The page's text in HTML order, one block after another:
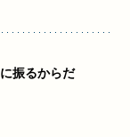
振るからだ